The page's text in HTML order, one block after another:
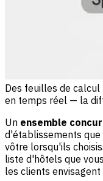
Des feuilles de
en temps réel — la
Un ensemble
d'établissements
vôtre lorsqu'ils
liste d'hôtels que
les clients